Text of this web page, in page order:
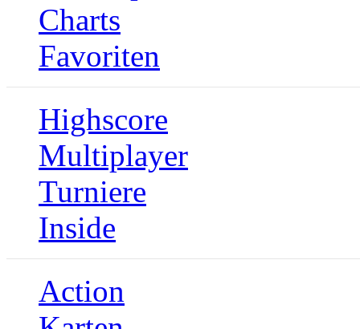
Charts
Favoriten
Highscore
Multiplayer
Turniere
Inside
Action